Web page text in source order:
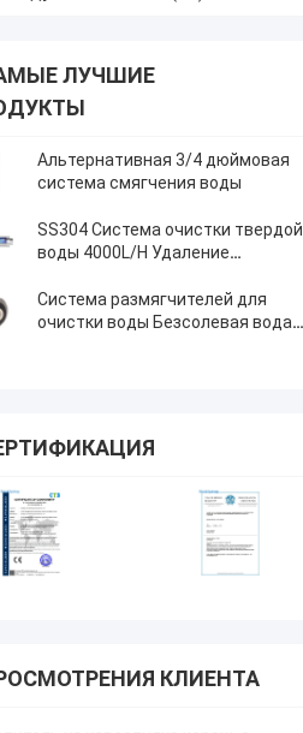
ЛУЧШИЕ
Альтернативная 3/4 дюймовая
система смягчения воды
SS304 Система очистки твердой
воды 4000L/H Удаление
Система размягчителей для
очистки воды Безсолевая вода
КЛИЕНТА